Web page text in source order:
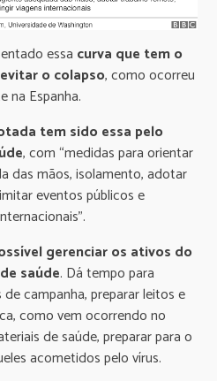
essa curva que tem o
evitar o colapso, como ocorreu
na Espanha.
tem sido essa pelo
, com “medidas para orientar
das mãos, isolamento, adotar
eventos públicos e
gerenciar os ativos do
saúde. Dá tempo para
campanha, preparar leitos e
como vem ocorrendo no
de saúde, preparar para o
acometidos pelo vírus.